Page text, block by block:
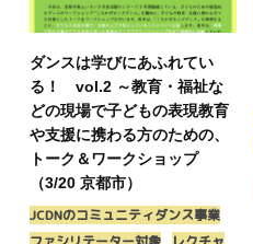
ダンスは学びにあふれてい
る！ vol.2 ～教育・福祉な
どの現場で子どもの表現教育
や支援に携わる方のための、
トーク＆ワークショップ
（3/20 京都市）
JCDNのコミュニティダンス事業